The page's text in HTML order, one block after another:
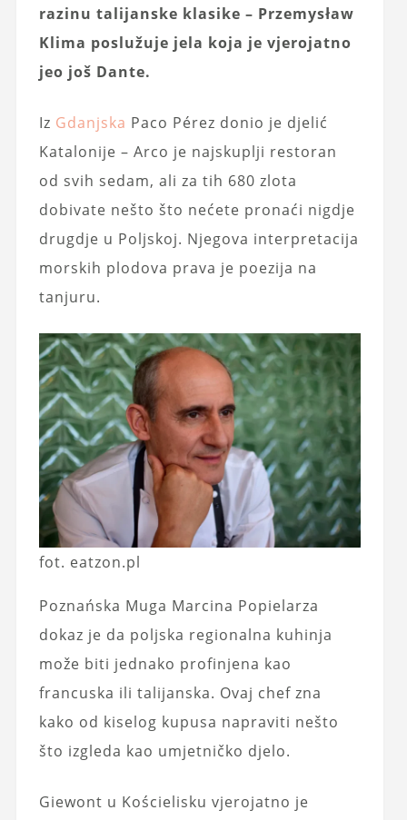
razinu talijanske klasike – Przemysław
Klima poslužuje jela koja je vjerojatno
jeo još Dante.
Iz Gdanjska Paco Pérez donio je djelić
Katalonije – Arco je najskuplji restoran
od svih sedam, ali za tih 680 zlota
dobivate nešto što nećete pronaći nigdje
drugdje u Poljskoj. Njegova interpretacija
morskih plodova prava je poezija na
tanjuru.
fot. eatzon.pl
Poznańska Muga Marcina Popielarza
dokaz je da poljska regionalna kuhinja
može biti jednako profinjena kao
francuska ili talijanska. Ovaj chef zna
kako od kiselog kupusa napraviti nešto
što izgleda kao umjetničko djelo.
Giewont u Kościelisku vjerojatno je